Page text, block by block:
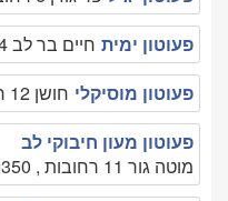
פעוטון ימית חיים בר לב 24 רחובות , 089457296
פעוטון מוסיקלי חושן 12 רחובות , 0545702166
פעוטון מעון חיבוקי לב
מוטה גור 11 רחובות , 0772002350